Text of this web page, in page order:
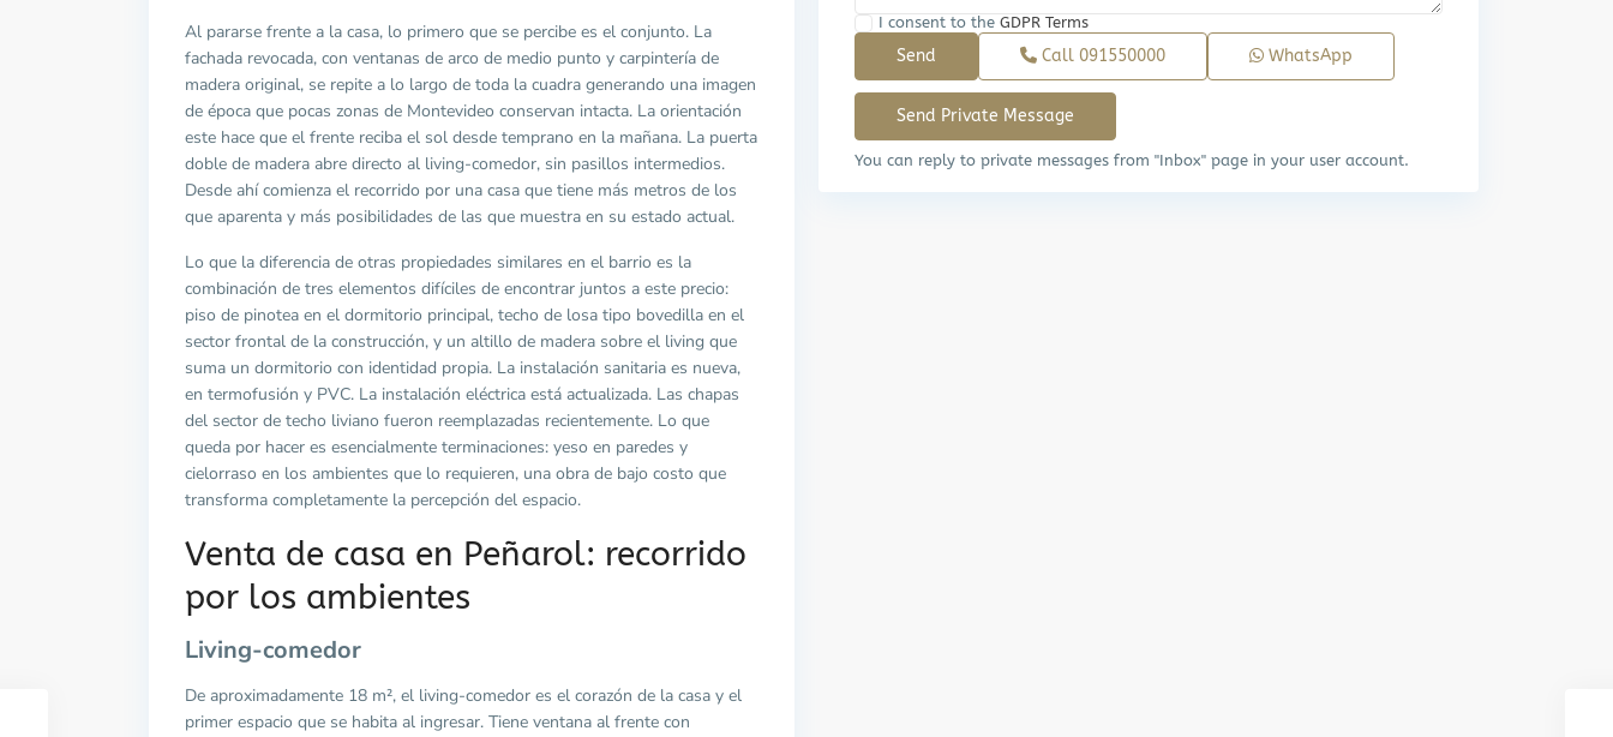
Al pararse frente a la casa, lo primero que se percibe es el conjunto. La
fachada revocada, con ventanas de arco de medio punto y carpintería de
madera original, se repite a lo largo de toda la cuadra generando una imagen
de época que pocas zonas de Montevideo conservan intacta. La orientación
este hace que el frente reciba el sol desde temprano en la mañana. La puerta
doble de madera abre directo al living-comedor, sin pasillos intermedios.
Desde ahí comienza el recorrido por una casa que tiene más metros de los
que aparenta y más posibilidades de las que muestra en su estado actual.
Lo que la diferencia de otras propiedades similares en el barrio es la
combinación de tres elementos difíciles de encontrar juntos a este precio:
piso de pinotea en el dormitorio principal, techo de losa tipo bovedilla en el
sector frontal de la construcción, y un altillo de madera sobre el living que
suma un dormitorio con identidad propia. La instalación sanitaria es nueva,
en termofusión y PVC. La instalación eléctrica está actualizada. Las chapas
del sector de techo liviano fueron reemplazadas recientemente. Lo que
queda por hacer es esencialmente terminaciones: yeso en paredes y
cielorraso en los ambientes que lo requieren, una obra de bajo costo que
transforma completamente la percepción del espacio.
Venta de casa en Peñarol: recorrido
por los ambientes
Living-comedor
De aproximadamente 18 m², el living-comedor es el corazón de la casa y el
primer espacio que se habita al ingresar. Tiene ventana al frente con
I consent to the GDPR Terms
Call 091550000 WhatsApp
You can reply to private messages from "Inbox" page in your user account.